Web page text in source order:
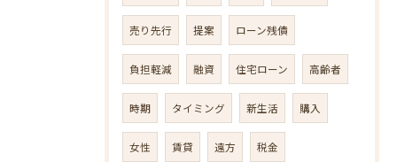
売り先行 提案 ローン残債
負担軽減 融資 住宅ローン 高齢者
時期 タイミング 新生活 購入
女性 賃貸 遠方 税金